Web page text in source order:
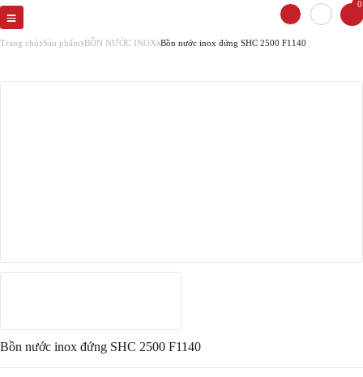
0
Trang chủ Sản phẩm BỒN NƯỚC INOX Bồn nước inox đứng SHC 2500 F1140
Bồn nước inox đứng SHC 2500 F1140